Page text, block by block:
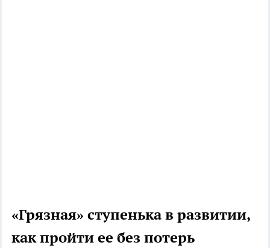
«Грязная» ступенька в развитии,
как пройти ее без потерь